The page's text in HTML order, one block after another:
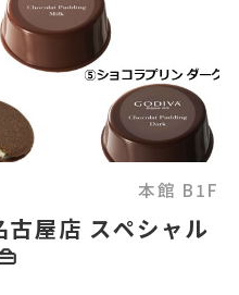
本館 B1F
屋店 スペシャル